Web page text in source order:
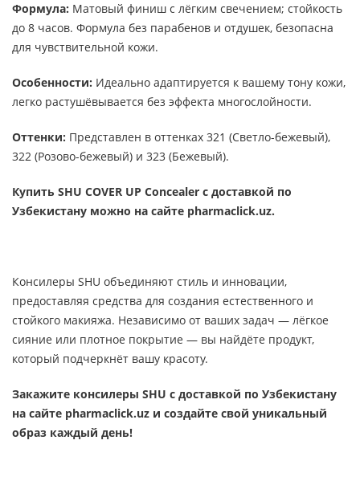
Формула: Матовый финиш с лёгким свечением; стойкость
до 8 часов. Формула без парабенов и отдушек, безопасна
для чувствительной кожи.
Особенности: Идеально адаптируется к вашему тону кожи,
легко растушёвывается без эффекта многослойности.
Оттенки: Представлен в оттенках 321 (Светло-бежевый),
322 (Розово-бежевый) и 323 (Бежевый).
Купить SHU COVER UP Concealer с доставкой по
Узбекистану можно на сайте pharmaclick.uz.
Консилеры SHU объединяют стиль и инновации,
предоставляя средства для создания естественного и
стойкого макияжа. Независимо от ваших задач — лёгкое
сияние или плотное покрытие — вы найдёте продукт,
который подчеркнёт вашу красоту.
Закажите консилеры SHU с доставкой по Узбекистану
на сайте pharmaclick.uz и создайте свой уникальный
образ каждый день!